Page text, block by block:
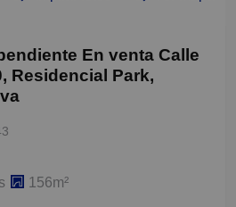
En venta Calle
Residencial Park,
156m²